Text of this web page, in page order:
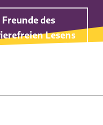
Freunde des
Lesens